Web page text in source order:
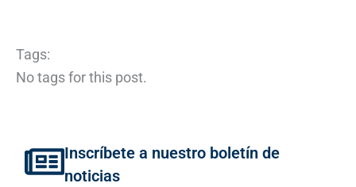
Tags:
No tags for this post.
Inscríbete a nuestro boletín de
noticias